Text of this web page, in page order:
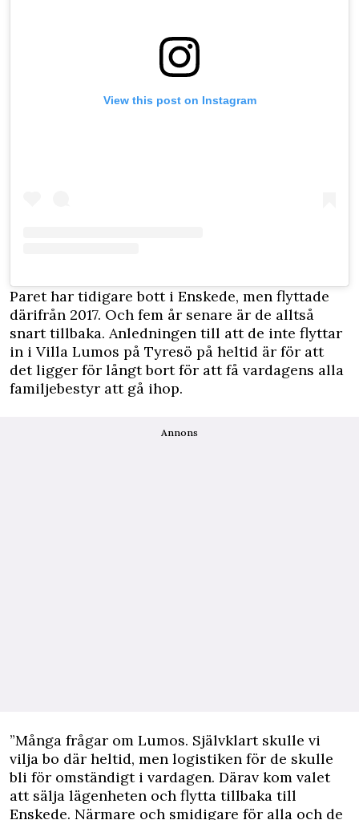
View this post on Instagram
Paret har tidigare bott i Enskede, men flyttade
därifrån 2017. Och fem år senare är de alltså
snart tillbaka. Anledningen till att de inte flyttar
in i Villa Lumos på Tyresö på heltid är för att
det ligger för långt bort för att få vardagens alla
familjebestyr att gå ihop.
Annons
”Många frågar om Lumos. Självklart skulle vi
vilja bo där heltid, men logistiken för de skulle
bli för omständigt i vardagen. Därav kom valet
att sälja lägenheten och flytta tillbaka till
Enskede. Närmare och smidigare för alla och de